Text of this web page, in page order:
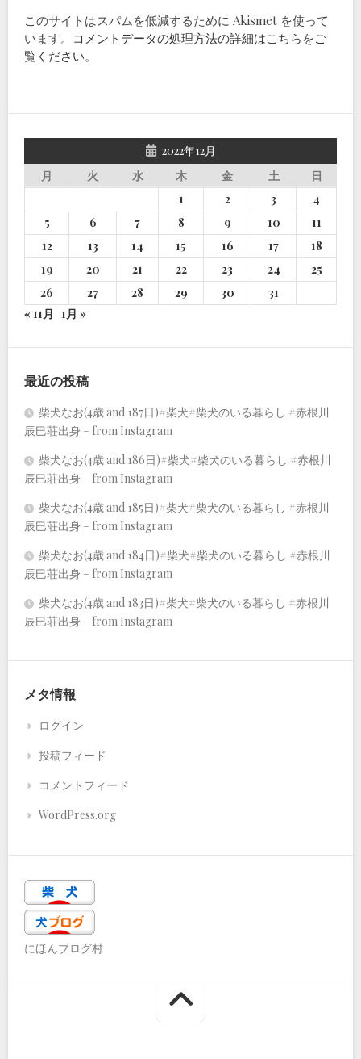
このサイトはスパムを低減するために Akismet を使って
います。 コメントデータの処理方法の詳細はこちらをご
覧ください。
2022年12月
月
火 水 木 金 土
日
1
2 3
4
5
6 7 8 9 10
11
12
13 14 15 16 17
18
19
20 21 22 23 24
25
26
27 28 29 30
31
« 11月 1月 »
最近の投稿
柴犬なお(4歳 and 187日)#柴犬#柴犬のいる暮らし #赤根川
辰巳荘出身 – from Instagram
柴犬なお(4歳 and 186日)#柴犬#柴犬のいる暮らし #赤根川
辰巳荘出身 – from Instagram
柴犬なお(4歳 and 185日)#柴犬#柴犬のいる暮らし #赤根川
辰巳荘出身 – from Instagram
柴犬なお(4歳 and 184日)#柴犬#柴犬のいる暮らし #赤根川
辰巳荘出身 – from Instagram
柴犬なお(4歳 and 183日)#柴犬#柴犬のいる暮らし #赤根川
辰巳荘出身 – from Instagram
メタ情報
ログイン
投稿フィード
コメントフィード
WordPress.org
にほんブログ村